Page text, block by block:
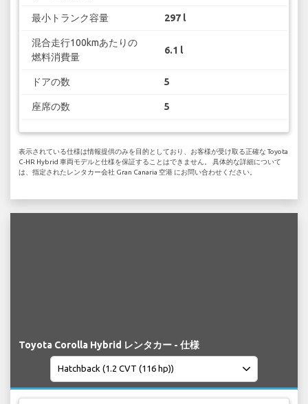
最小トランク容量 297 l
混合走行100kmあたりの
燃料消費量
6.1 l
ドアの数 5
座席の数 5
表示されている仕様は情報提供のみを目的としており、お客様が受け取る正確な Toyota
C-HR Hybrid 車両モデルと仕様を保証することはできません。 具体的な詳細について
は、指定されたレンタカー会社 Gran Canaria 空港 にお問い合わせください。
Toyota Corolla Hybrid レンタカー - 仕様